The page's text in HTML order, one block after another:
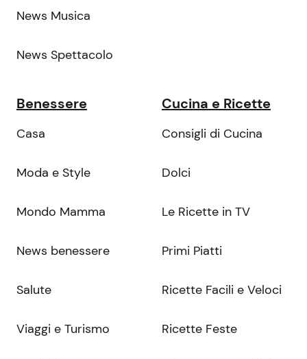
News Musica
News Spettacolo
Benessere
Casa
Moda e Style
Mondo Mamma
News benessere
Salute
Viaggi e Turismo
Cucina e Ricette
Consigli di Cucina
Dolci
Le Ricette in TV
Primi Piatti
Ricette Facili e Veloci
Ricette Feste